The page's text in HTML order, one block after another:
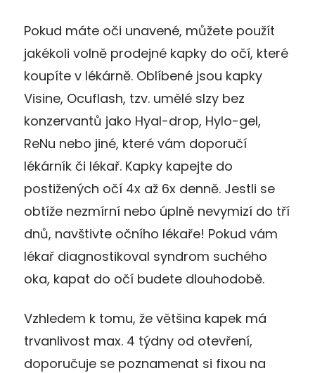
Pokud máte oči unavené, můžete použít
jakékoli volně prodejné kapky do očí, které
koupíte v lékárně. Oblíbené jsou kapky
Visine, Ocuflash, tzv. umělé slzy bez
konzervantů jako Hyal-drop, Hylo-gel,
ReNu nebo jiné, které vám doporučí
lékárník či lékař. Kapky kapejte do
postižených očí 4x až 6x denně. Jestli se
obtíže nezmírní nebo úplně nevymizí do tří
dnů, navštivte očního lékaře! Pokud vám
lékař diagnostikoval syndrom suchého
oka, kapat do očí budete dlouhodobě.
Vzhledem k tomu, že většina kapek má
trvanlivost max. 4 týdny od otevření,
doporučuje se poznamenat si fixou na